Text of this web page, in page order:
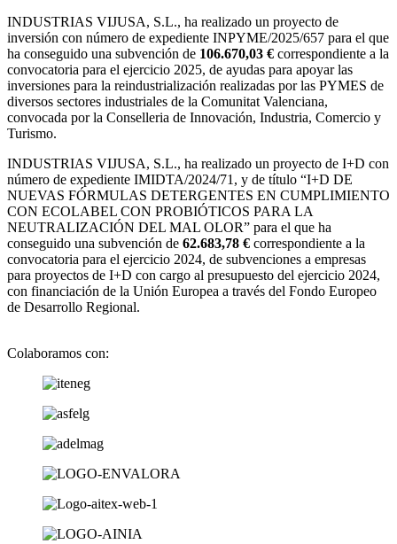
INDUSTRIAS VIJUSA, S.L., ha realizado un proyecto de
inversión con número de expediente INPYME/2025/657 para el que
ha conseguido una subvención de 106.670,03 € correspondiente a la
convocatoria para el ejercicio 2025, de ayudas para apoyar las
inversiones para la reindustrialización realizadas por las PYMES de
diversos sectores industriales de la Comunitat Valenciana,
convocada por la Conselleria de Innovación, Industria, Comercio y
Turismo.
INDUSTRIAS VIJUSA, S.L., ha realizado un proyecto de I+D con
número de expediente IMIDTA/2024/71, y de título “I+D DE
NUEVAS FÓRMULAS DETERGENTES EN CUMPLIMIENTO
CON ECOLABEL CON PROBIÓTICOS PARA LA
NEUTRALIZACIÓN DEL MAL OLOR” para el que ha
conseguido una subvención de 62.683,78 € correspondiente a la
convocatoria para el ejercicio 2024, de subvenciones a empresas
para proyectos de I+D con cargo al presupuesto del ejercicio 2024,
con financiación de la Unión Europea a través del Fondo Europeo
de Desarrollo Regional.
Colaboramos con: